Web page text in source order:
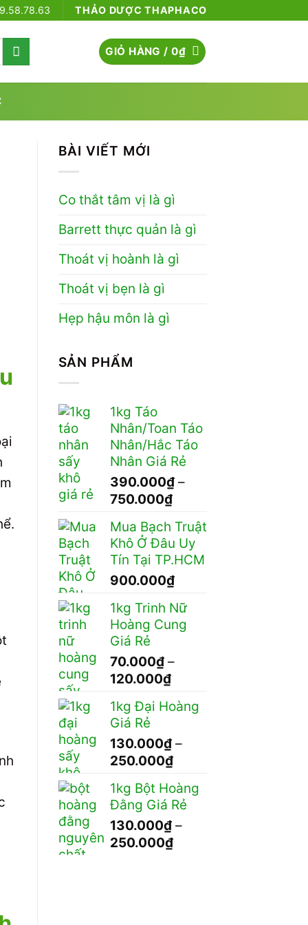
THẢO DƯỢC THAPHACO
GIỎ HÀNG /0₫
BÀI VIẾT MỚI
Co thắt tâm vị là gì
Barrett thực quản là gì
Thoát vị hoành là gì
Thoát vị bẹn là gì
Hẹp hậu môn là gì
SẢN PHẨM
1kg Táo
Nhân/Toan Táo
Nhân/Hắc Táo
Nhân Giá Rẻ
390.000₫ –
750.000₫Khoảng
từ
390.000₫
đến
750.000₫
Mua Bạch Truật
Khô Ở Đâu Uy
Tín Tại TP.HCM
900.000₫
1kg Trinh Nữ
Hoàng Cung
Giá Rẻ
70.000₫ –
120.000₫Khoảng
từ
đến
120.000₫
1kg Đại Hoàng
Giá Rẻ
130.000₫ –
250.000₫Khoảng
từ
130.000₫
đến
250.000₫
1kg Bột Hoàng
Đằng Giá Rẻ
130.000₫ –
250.000₫Khoảng